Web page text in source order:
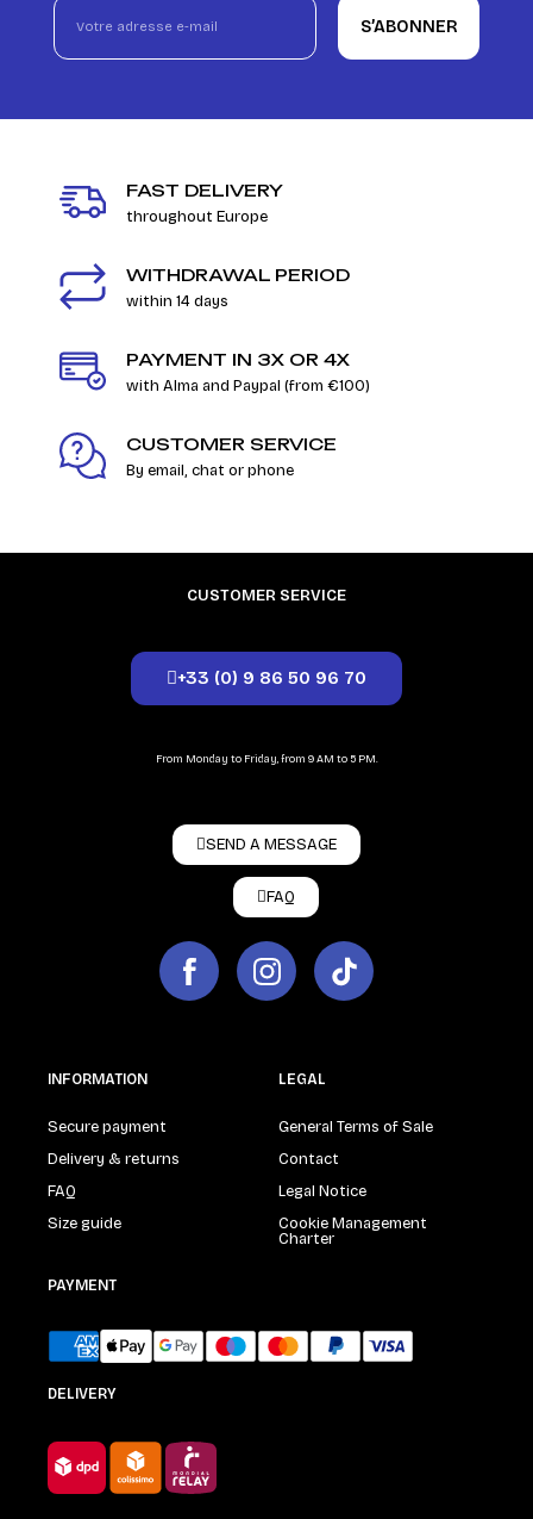
S’ABONNER
FAST DELIVERY
throughout Europe
WITHDRAWAL PERIOD
within 14 days
PAYMENT IN 3X OR 4X
with Alma and Paypal (from €100)
CUSTOMER SERVICE
By email, chat or phone
CUSTOMER SERVICE
+33 (0) 9 86 50 96 70
From Monday to Friday, from 9 AM to 5 PM.
SEND A MESSAGE
FAQ
INFORMATION
Secure payment
Delivery & returns
FAQ
Size guide
LEGAL
General Terms of Sale
Contact
Legal Notice
Cookie Management
Charter
PAYMENT
DELIVERY